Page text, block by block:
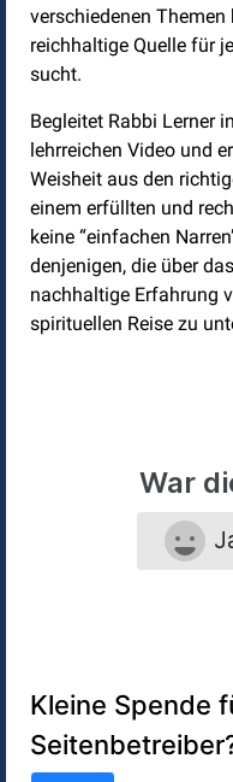
verschiedenen Themen
reichhaltige Quelle für
sucht.
Begleitet Rabbi Lerner
lehrreichen Video und
Weisheit aus den
einem erfüllten und
keine “einfachen
denjenigen, die über
nachhaltige Erfahrung
spirituellen Reise zu
War
Kleine Spende